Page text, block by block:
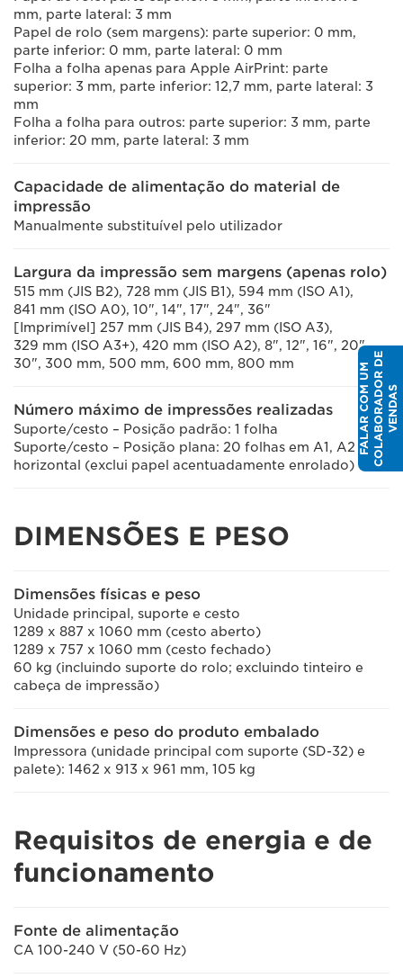
mm, parte lateral: 3 mm
Papel de rolo (sem margens): parte superior: 0 mm,
parte inferior: 0 mm, parte lateral: 0 mm
Folha a folha apenas para Apple AirPrint: parte
superior: 3 mm, parte inferior: 12,7 mm, parte lateral: 3
mm
Folha a folha para outros: parte superior: 3 mm, parte
inferior: 20 mm, parte lateral: 3 mm
Capacidade de alimentação do material de
impressão
Manualmente substituível pelo utilizador
Largura da impressão sem margens (apenas rolo)
515 mm (JIS B2), 728 mm (JIS B1), 594 mm (ISO A1),
841 mm (ISO A0), 10", 14", 17", 24", 36"
[Imprimível] 257 mm (JIS B4), 297 mm (ISO A3),
329 mm (ISO A3+), 420 mm (ISO A2), 8", 12", 16", 20",
30", 300 mm, 500 mm, 600 mm, 800 mm
Número máximo de impressões realizadas
Suporte/cesto – Posição padrão: 1 folha
Suporte/cesto – Posição plana: 20 folhas em A1, A2 na
horizontal (exclui papel acentuadamente enrolado)
DIMENSÕES E PESO
Dimensões físicas e peso
Unidade principal, suporte e cesto
1289 x 887 x 1060 mm (cesto aberto)
1289 x 757 x 1060 mm (cesto fechado)
60 kg (incluindo suporte do rolo; excluindo tinteiro e
cabeça de impressão)
Dimensões e peso do produto embalado
Impressora (unidade principal com suporte (SD-32) e
palete): 1462 x 913 x 961 mm, 105 kg
Requisitos de energia e de
funcionamento
Fonte de alimentação
CA 100-240 V (50-60 Hz)
F
A
L
A
R
C
O M
U
M
C
O
L
A
B
O
R
A
D
O
R
DE
V
E
N
D
A S